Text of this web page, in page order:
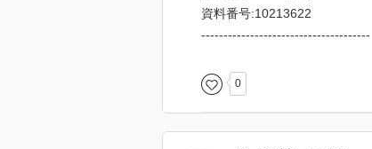
資料番号:10213622
--------------------------------------
0